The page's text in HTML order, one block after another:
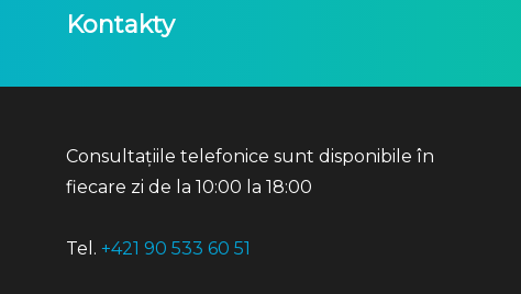
Kontakty
Consultațiile telefonice sunt disponibile în
fiecare zi de la 10:00 la 18:00
Tel.+421 90 533 60 51